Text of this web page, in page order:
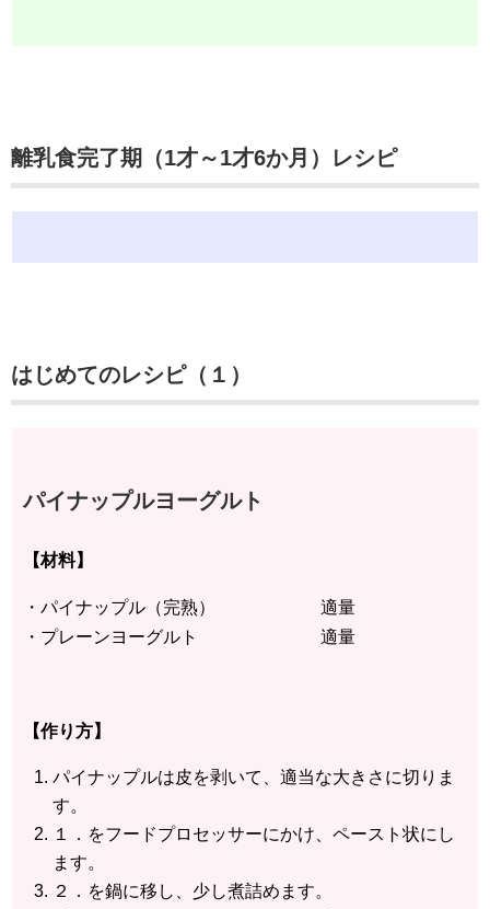
離乳食完了期（1才～1才6か月）レシピ
はじめてのレシピ（１）
パイナップルヨーグルト
【材料】
・パイナップル（完熟） 適量
・プレーンヨーグルト 適量
【作り方】
パイナップルは皮を剥いて、適当な大きさに切りま
す。
１．をフードプロセッサーにかけ、ペースト状にし
ます。
２．を鍋に移し、少し煮詰めます。